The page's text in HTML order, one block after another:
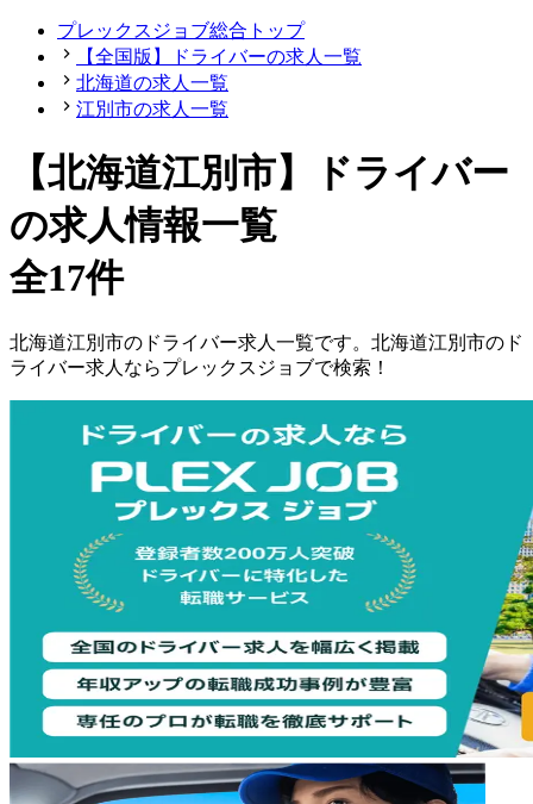
プレックスジョブ総合トップ
【全国版】ドライバーの求人一覧
北海道の求人一覧
江別市の求人一覧
【北海道江別市】ドライバー
の求人情報一覧
全17件
北海道江別市の ドライバー求人一覧です。 北海道江別市の ド
ライバー求人ならプレックスジョブで検索！